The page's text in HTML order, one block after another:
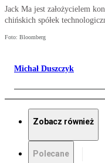
Jack Ma jest założycielem
chińskich spółek
Foto: Bloomberg
Michał Duszczyk
Zobacz również
Polecane